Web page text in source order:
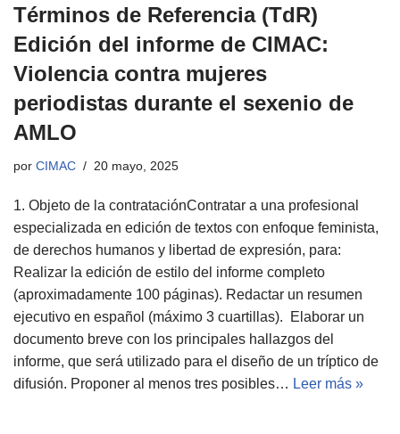
Términos de Referencia (TdR)
Edición del informe de CIMAC:
Violencia contra mujeres
periodistas durante el sexenio de
AMLO
por CIMAC 20 mayo, 2025
1. Objeto de la contrataciónContratar a una profesional
especializada en edición de textos con enfoque feminista,
de derechos humanos y libertad de expresión, para:
Realizar la edición de estilo del informe completo
(aproximadamente 100 páginas). Redactar un resumen
ejecutivo en español (máximo 3 cuartillas). Elaborar un
documento breve con los principales hallazgos del
informe, que será utilizado para el diseño de un tríptico de
difusión. Proponer al menos tres posibles… Leer más »